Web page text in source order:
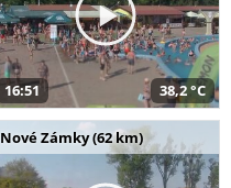
16:51 38,2 °C
Nové Zámky (62 km)